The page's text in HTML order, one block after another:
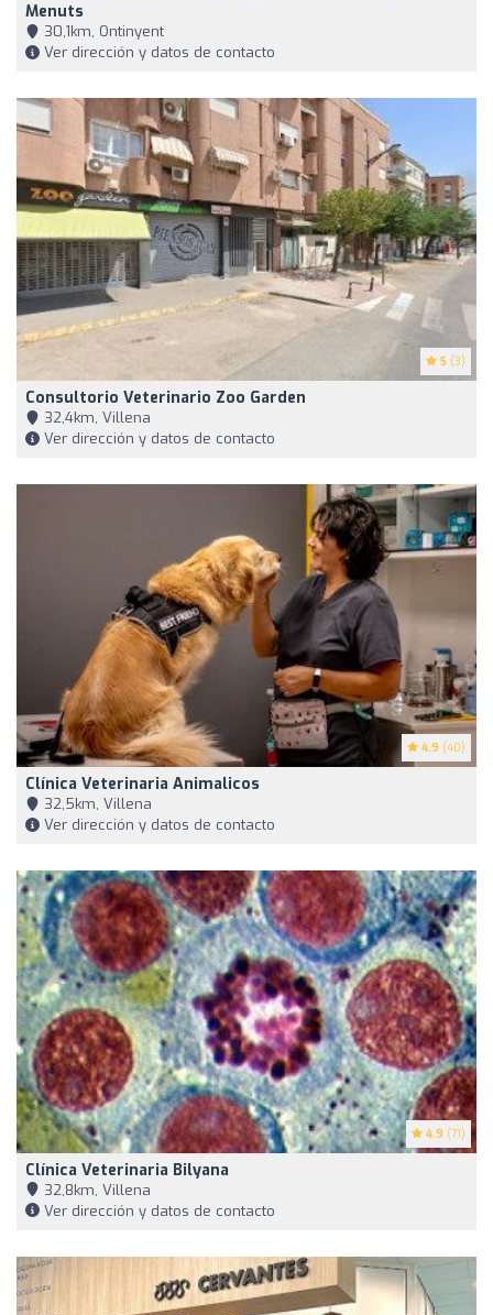
Menuts
30,1km, Ontinyent
Ver dirección y datos de contacto
5 (3)
Consultorio Veterinario Zoo Garden
32,4km, Villena
Ver dirección y datos de contacto
4.9 (40)
Clínica Veterinaria Animalicos
32,5km, Villena
Ver dirección y datos de contacto
4.9 (71)
Clínica Veterinaria Bilyana
32,8km, Villena
Ver dirección y datos de contacto